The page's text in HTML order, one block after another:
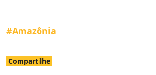
#Amazônia
Compartilhe